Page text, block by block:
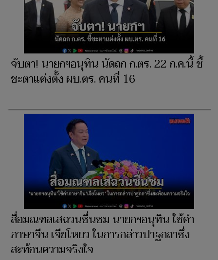
จับตา! นายกฯอนุทิน นัดถก ก.ตร. 22 ก.ค.นี้ ชี้
ชะตาแต่งตั้ง ผบ.ตร. คนที่ 16
สื่อมณฑลเสฉวนชื่นชม นายกฯอนุทิน ใช้คำ
ภาษาจีน เจียโหยว ในการกล่าวปาฐกถาซึ่ง
สะท้อนความจริงใจ